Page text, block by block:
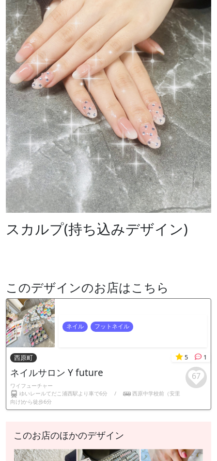
スカルプ(持ち込みデザイン)
このデザインのお店はこちら
ネイル フットネイル
西原町 5 1
ネイルサロン Y future
ワイフューチャー
ゆいレールてだこ浦西駅より車で6分
/
西原中学校前（安里
向け)から徒歩6分
67
このお店のほかのデザイン